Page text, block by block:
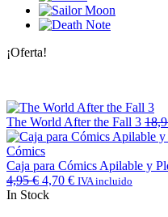
¡Oferta!
The World After the Fall 3
Caja para Cómics Apilable y
4,95€ 4,70 € IVA incluido
In Stock